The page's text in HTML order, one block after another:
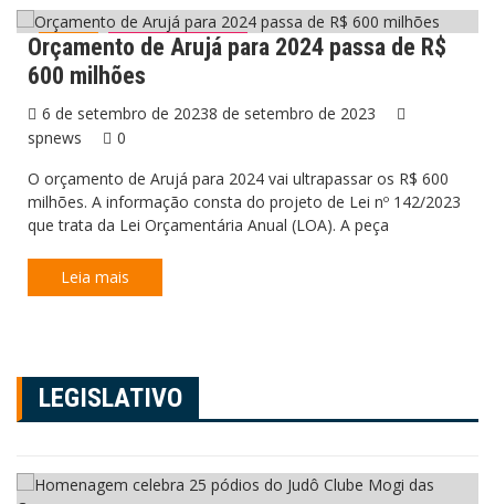
Arujá Últimas Notícias
Orçamento de Arujá para 2024 passa de R$
600 milhões
6 de setembro de 20238 de setembro de 2023
spnews
0
O orçamento de Arujá para 2024 vai ultrapassar os R$ 600
milhões. A informação consta do projeto de Lei nº 142/2023
que trata da Lei Orçamentária Anual (LOA). A peça
Leia mais
LEGISLATIVO